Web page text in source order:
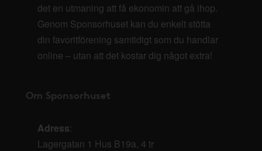
det en utmaning att få ekonomin att gå ihop.
Genom Sponsorhuset kan du enkelt stötta
din favoritförening samtidigt som du handlar
online – utan att det kostar dig något extra!
Om Sponsorhuset
Adress:
Lagergatan 1 Hus B19a, 4 tr